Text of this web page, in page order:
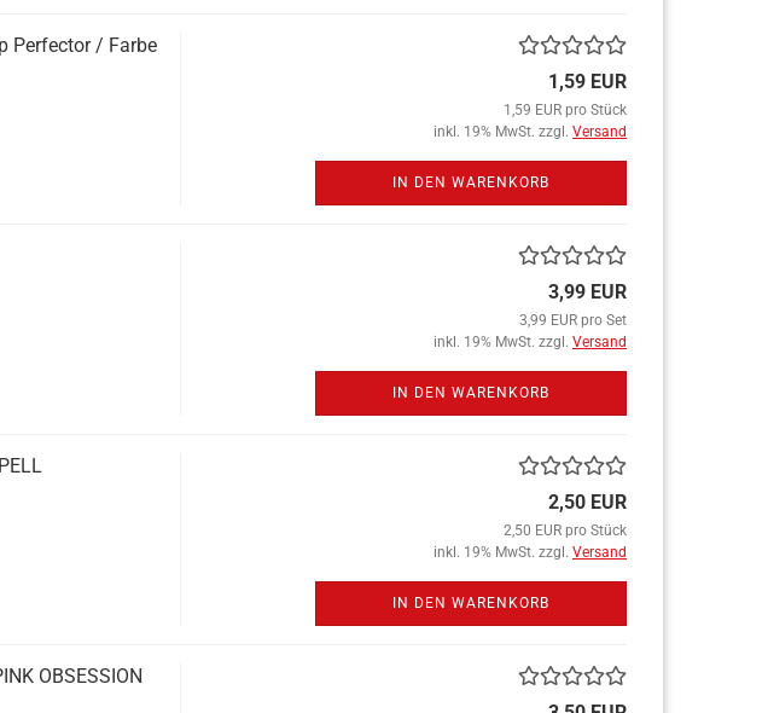
Per­fec­tor / Farbe
1,59 EUR
1,59 EUR pro Stück
inkl. 19% MwSt. zzgl. Versand
IN DEN WARENKORB
3,99 EUR
3,99 EUR pro Set
inkl. 19% MwSt. zzgl. Versand
IN DEN WARENKORB
2,50 EUR
2,50 EUR pro Stück
inkl. 19% MwSt. zzgl. Versand
IN DEN WARENKORB
OB­SES­SI­ON